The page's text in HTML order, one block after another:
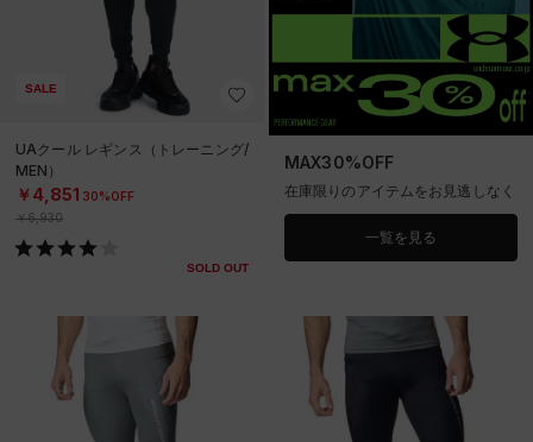
SALE
UAクール レギンス（トレーニング/
MEN）
￥4,851 30%OFF
￥6,930
SOLD OUT
MAX30%OFF
在庫限りのアイテムをお見逃しなく
一覧を見る